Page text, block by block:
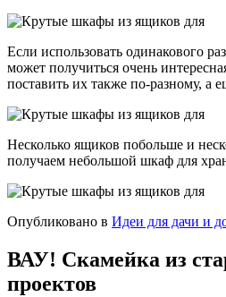
Если использовать одинакового
может получиться очень
поставить их также по-разному, а
Несколько ящиков побольше и
получаем небольшой шкаф для
Опубликовано в Идеи для дачи и
ВАУ! Скамейка из
проектов